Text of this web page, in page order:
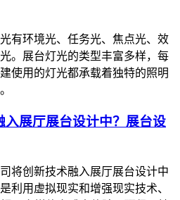
有环境光、任务光、焦点光、效
。展台灯光的类型丰富多样，每
使用的灯光都承载着独特的照明
入展厅展台设计中？展台设
将创新技术融入展厅展台设计中
利用虚拟现实和增强现实技术、